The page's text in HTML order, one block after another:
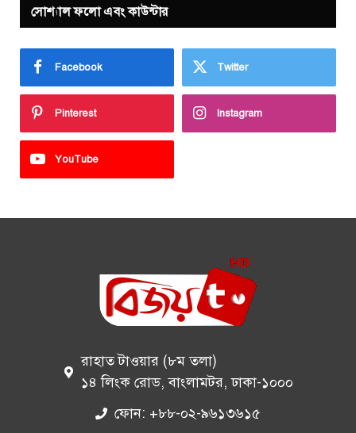
সোশ্যাল ফলো এবং কাউন্টার
Facebook Twitter
Pinterest Instagram
YouTube
রাহাত টাওয়ার (৮ম তলা)
১৪ লিংক রোড, বাংলামটর, ঢাকা-১০০০
ফোন: +৮৮-০২-৯৬১৩৬১৫